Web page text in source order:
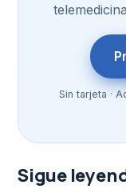
Sin tarjeta ·
Sigue